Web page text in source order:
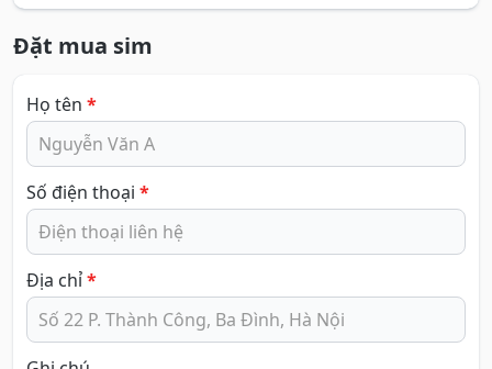
Đặt mua sim
Họ tên *
Số điện thoại *
Địa chỉ*